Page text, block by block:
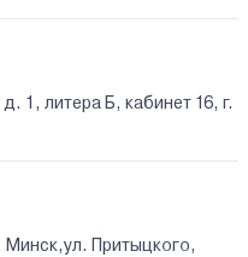
1, литера Б, кабинет 16, г.
Притыцкого,